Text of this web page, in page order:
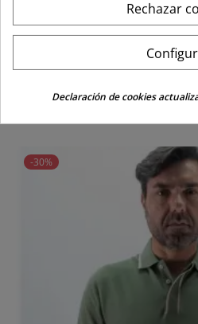
-30%
Rechazar
Declaración de cookies